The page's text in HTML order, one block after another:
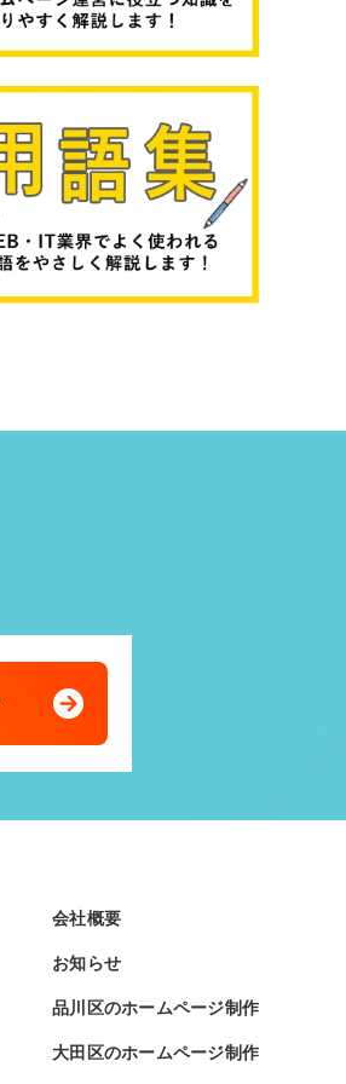
会社概要
お知らせ
品川区のホームページ制作
大田区のホームページ制作